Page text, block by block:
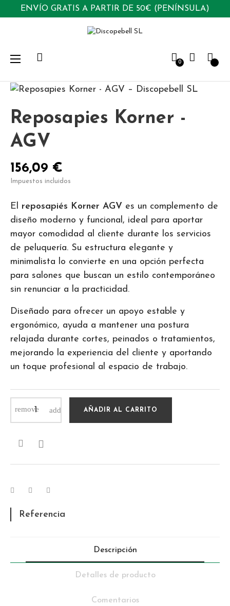
ENVÍO GRATIS A PARTIR DE 50€ (PENÍNSULA)
0
Navegación
palanca
☰
Reposapies Korner -
AGV
156,09 €
Impuestos incluidos
El reposapiés Korner AGV es un complemento de
diseño moderno y funcional, ideal para aportar
mayor comodidad al cliente durante los servicios
de peluquería. Su estructura elegante y
minimalista lo convierte en una opción perfecta
para salones que buscan un estilo contemporáneo
sin renunciar a la practicidad.
Diseñado para ofrecer un apoyo estable y
ergonómico, ayuda a mantener una postura
relajada durante cortes, peinados o tratamientos,
mejorando la experiencia del cliente y aportando
un toque profesional al espacio de trabajo.
AÑADIR AL CARRITO

Referencia
Descripción
Detalles de producto
Comentarios